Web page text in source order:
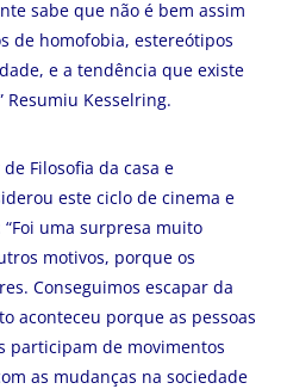
sabe que não é bem assim
de homofobia, estereótipos
e a tendência que existe
Resumiu Kesselring.
Filosofia da casa e
este ciclo de cinema e
uma surpresa muito
motivos, porque os
Conseguimos escapar da
aconteceu porque as pessoas
participam de movimentos
as mudanças na sociedade